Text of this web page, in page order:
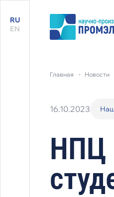
RU
EN
главная новости
16.10.2023
НПЦ